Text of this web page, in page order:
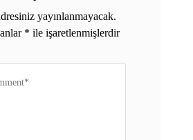
yayınlanmayacak.
* ile işaretlenmişlerdir